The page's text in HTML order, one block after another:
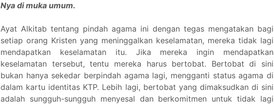
Nya di muka umum.
Ayat Alkitab tentang pindah agama ini dengan tegas mengatakan bagi
setiap orang Kristen yang meninggalkan keselamatan, mereka tidak lagi
mendapatkan keselamatan itu. Jika mereka ingin mendapatkan
keselamatan tersebut, tentu mereka harus bertobat. Bertobat di sini
bukan hanya sekedar berpindah agama lagi, mengganti status agama di
dalam kartu identitas KTP. Lebih lagi, bertobat yang dimaksudkan di sini
adalah sungguh-sungguh menyesal dan berkomitmen untuk tidak lagi